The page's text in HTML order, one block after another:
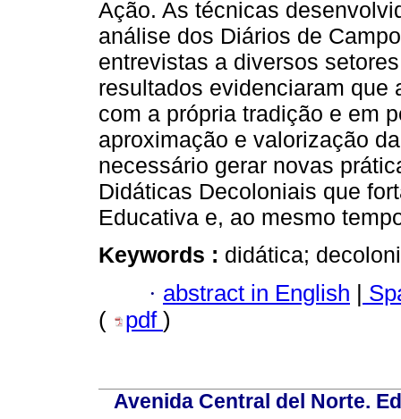
Ação. As técnicas
análise dos Diários de
entrevistas a diversos
resultados evidenciaram
com a própria tradição e em
aproximação e valorização
necessário gerar novas
Didáticas Decoloniais que
Educativa e, ao mesmo
Keywords : didática;
· abstract in English |
(
pdf )
Avenida Central del Norte.